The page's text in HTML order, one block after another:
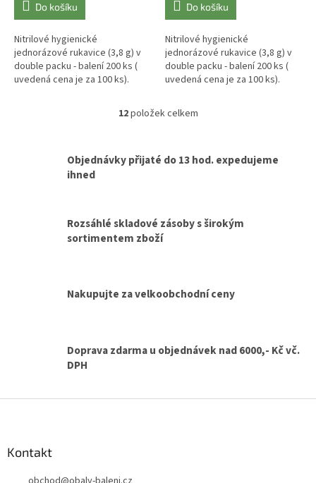
Do košíku
Nitrilové hygienické
jednorázové rukavice (3,8 g) v
double packu - balení 200 ks (
uvedená cena je za 100 ks).
Do košíku
Nitrilové hygienické
jednorázové rukavice (3,8 g) v
double packu - balení 200 ks (
uvedená cena je za 100 ks).
počtu. Použití jako
potravinářské ,...
O
á
p
r
v
s
12položek celkem
Objednávky přijaté do 13 hod. expedujeme
ihned
Rozsáhlé skladové zásoby s širokým
sortimentem zboží
Nakupujte za velkoobchodní ceny
Doprava zdarma u objednávek nad 6000,- Kč vč.
DPH
Kontakt